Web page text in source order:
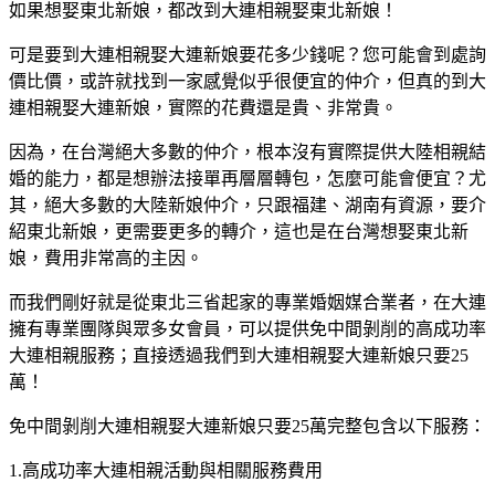
如果想娶東北新娘，都改到大連相親娶東北新娘！
可是要到大連相親娶大連新娘要花多少錢呢？您可能會到處詢
價比價，或許就找到一家感覺似乎很便宜的仲介，但真的到大
連相親娶大連新娘，實際的花費還是貴、非常貴。
因為，在台灣絕大多數的仲介，根本沒有實際提供大陸相親結
婚的能力，都是想辦法接單再層層轉包，怎麼可能會便宜？尤
其，絕大多數的大陸新娘仲介，只跟福建、湖南有資源，要介
紹東北新娘，更需要更多的轉介，這也是在台灣想娶東北新
娘，費用非常高的主因。
而我們剛好就是從東北三省起家的專業婚姻媒合業者，在大連
擁有專業團隊與眾多女會員，可以提供免中間剝削的高成功率
大連相親服務；直接透過我們到大連相親娶大連新娘只要25
萬！
免中間剝削大連相親娶大連新娘只要25萬完整包含以下服務：
1.高成功率大連相親活動與相關服務費用